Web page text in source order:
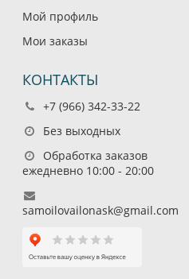
Мой профиль
Мои заказы
КОНТАКТЫ
+7 (966) 342-33-22
Без выходных
Обработка заказов
ежедневно 10:00 - 20:00
samoilovailonask@gmail.com